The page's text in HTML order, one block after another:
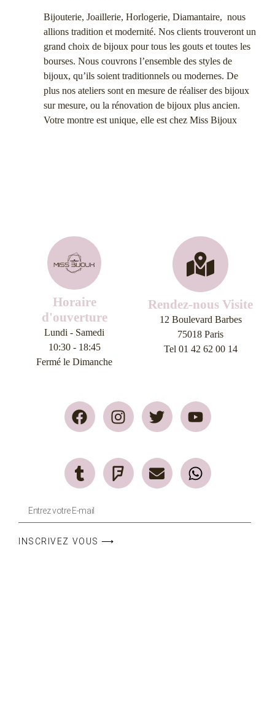
Bijouterie, Joaillerie, Horlogerie, Diamantaire, nous
allions tradition et modernité. Nos clients trouveront un
grand choix de bijoux pour tous les gouts et toutes les
bourses. Nous couvrons l’ensemble des styles de
bijoux, qu’ils soient traditionnels ou modernes. De
plus nos ateliers sont en mesure de réaliser des bijoux
sur mesure, ou la rénovation de bijoux plus ancien.
Votre montre est unique, elle est chez Miss Bijoux
Horaire
d'ouverture
Lundi - Samedi
10:30 - 18:45
Fermé le Dimanche
Rendez-nous Visite
12 Boulevard Barbes
75018 Paris
Tel 01 42 62 00 14
INSCRIVEZ VOUS ⟶